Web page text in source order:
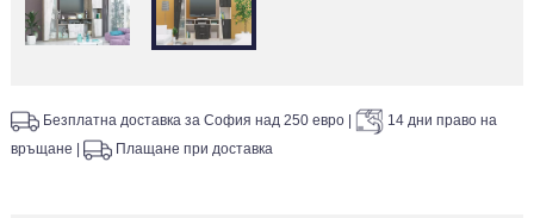
Безплатна доставка за София над 250 евро
14 дни право на
връщане
Плащане при доставка